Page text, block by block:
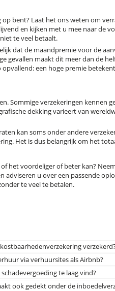
bent? Laat het ons weten om
en kijken met u mee naar de
te veel betaalt.
dat de maandpremie voor de
gevallen maakt dit meer dan de
een hoge premie
Sommige verzekeringen kennen
dekking varieert van
kan soms onder andere
Het is dus belangrijk om het
het voordeliger of beter kan?
adviseren u over een passende
te veel te betalen.
via verhuursites als Airbnb?
te laag vind?
ook gedekt onder de